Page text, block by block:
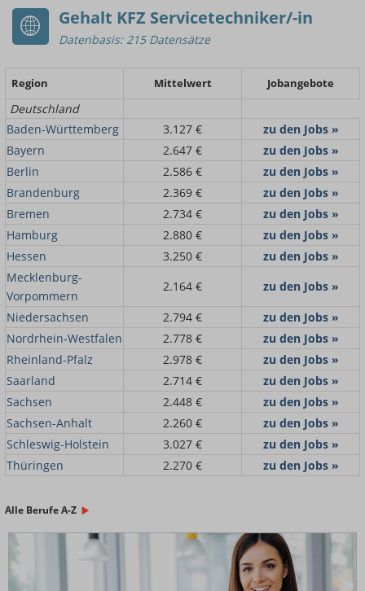
Gehalt KFZ Servicetechniker/-in
Datenbasis: 215 Datensätze
Region Mittelwert Jobangebote
Deutschland
Baden-Württemberg
3.127 €
zu den Jobs »
Bayern
2.647 €
zu den Jobs »
Berlin
2.586 €
zu den Jobs »
Brandenburg
2.369 €
zu den Jobs »
Bremen
2.734 €
zu den Jobs »
Hamburg
2.880 €
zu den Jobs »
Hessen
3.250 €
zu den Jobs »
Mecklenburg-
Vorpommern
2.164 €
zu den Jobs »
Niedersachsen
2.794 €
zu den Jobs »
Nordrhein-Westfalen
2.778 €
zu den Jobs »
Rheinland-Pfalz
2.978 €
zu den Jobs »
Saarland
2.714 €
zu den Jobs »
Sachsen
2.448 €
zu den Jobs »
Sachsen-Anhalt
2.260 €
zu den Jobs »
Schleswig-Holstein
3.027 €
zu den Jobs »
Thüringen
2.270 € zu den Jobs »
Alle Berufe A-Z